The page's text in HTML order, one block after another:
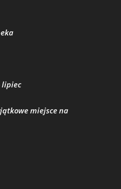
lipiec
miejsce na